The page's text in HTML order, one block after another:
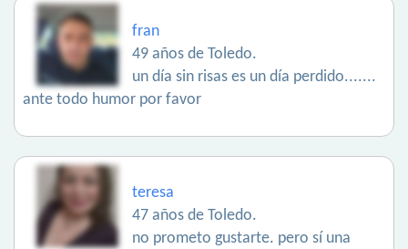
fran
49 años de Toledo.
un día sin risas es un día perdido.......
ante todo humor por favor
teresa
47 años de Toledo.
no prometo gustarte. pero sí una